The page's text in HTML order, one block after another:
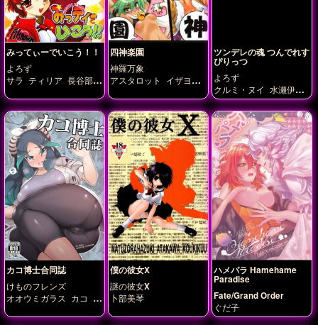
みってぃーでいこう！！
よろず
サラ ティリア 長谷部
四神楽園
神羅万象
アスタロット
イザヨイ
ツンデレの魂 つんでれす
ぴりっつ
よろず
クルミ・ヌイ 水瀬伊織
沢近愛理 涼宮ハルヒ 蟹
沢きぬ
カコ博士合同誌
けものフレンズ
オオウミガラス カコ タ
ー ニホンオオカミ
僕の彼女X
謎の彼女X
卜部美琴
ハメパラ Hamehame
Paradise
Fate/Grand Order
ぐだ子